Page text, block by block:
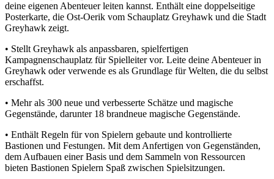
deine eigenen Abenteuer leiten kannst. Enthält eine doppelseitige
Posterkarte, die Ost-Oerik vom Schauplatz Greyhawk und die Stadt
Greyhawk zeigt.
• Stellt Greyhawk als anpassbaren, spielfertigen
Kampagnenschauplatz für Spielleiter vor. Leite deine Abenteuer in
Greyhawk oder verwende es als Grundlage für Welten, die du selbst
erschaffst.
• Mehr als 300 neue und verbesserte Schätze und magische
Gegenstände, darunter 18 brandneue magische Gegenstände.
• Enthält Regeln für von Spielern gebaute und kontrollierte
Bastionen und Festungen. Mit dem Anfertigen von Gegenständen,
dem Aufbauen einer Basis und dem Sammeln von Ressourcen
bieten Bastionen Spielern Spaß zwischen Spielsitzungen.